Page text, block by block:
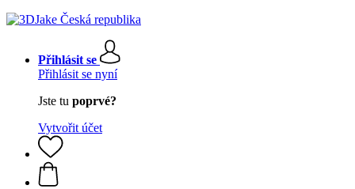
Přihlásit se
Přihlásit se nyní
Jste tu poprvé?
Vytvořit účet